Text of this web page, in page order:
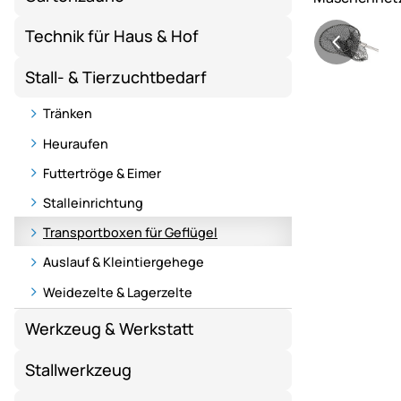
Technik für Haus & Hof
Stall- & Tierzuchtbedarf
Tränken
Heuraufen
Futtertröge & Eimer
Stalleinrichtung
Transportboxen für Geflügel
Auslauf & Kleintiergehege
Weidezelte & Lagerzelte
Werkzeug & Werkstatt
Stallwerkzeug